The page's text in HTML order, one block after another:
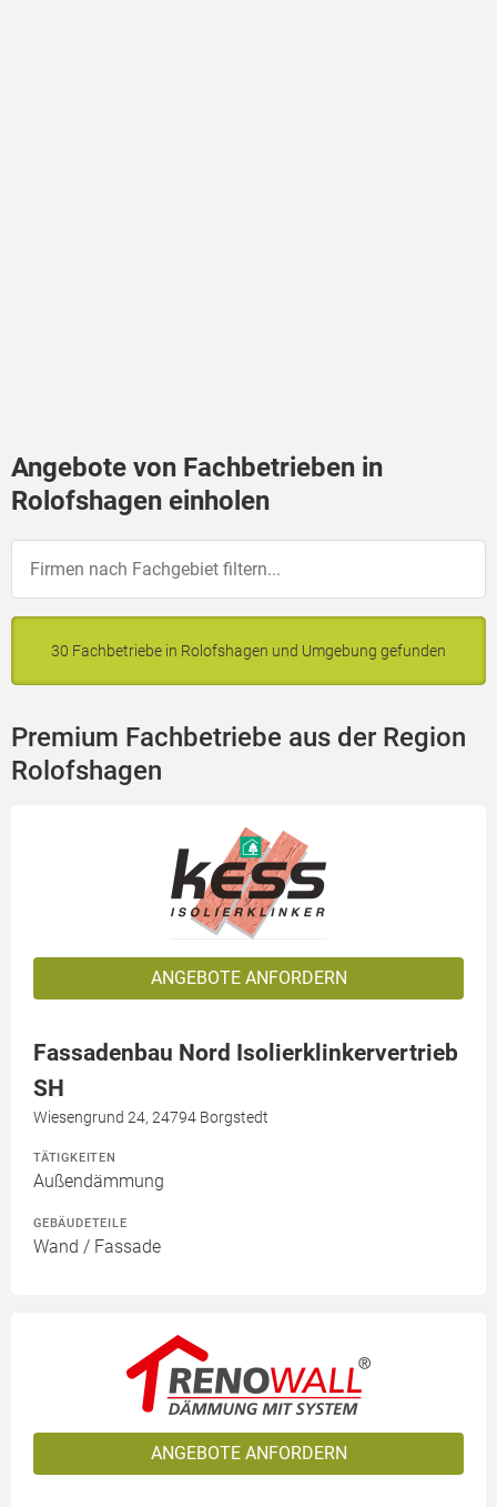
Angebote von Fachbetrieben in
Rolofshagen einholen
30 Fachbetriebe in Rolofshagen und Umgebung gefunden
Premium Fachbetriebe aus der Region
Rolofshagen
ANGEBOTE ANFORDERN
Fassadenbau Nord Isolierklinkervertrieb
SH
Wiesengrund 24, 24794 Borgstedt
TÄTIGKEITEN
Außendämmung
GEBÄUDETEILE
Wand / Fassade
ANGEBOTE ANFORDERN